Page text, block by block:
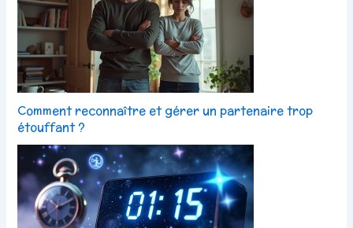
Comment reconnaître et gérer un partenaire trop
étouffant ?